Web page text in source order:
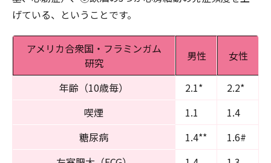
げている、ということです。
アメリカ合衆国・フラミンガム
研究
男性 女性
年齢（10歳毎） 2.1*
2.2*
喫煙
1.1
1.4
糖尿病
1.4**
1.6#